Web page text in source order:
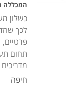
המכללה
כשלון
לכך
פרטיים,
תחום
מדריכים
חיפה